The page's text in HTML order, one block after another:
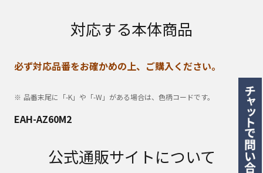
対応する本体商品
必ず対応品番をお確かめの上、ご購入ください。
品番末尾に「-K」や「-W」がある場合は、色柄コードです。
EAH-AZ60M2
公式通販サイトについて